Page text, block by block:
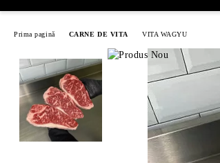
Prima pagină CARNE DE VITA VITA WAGYU